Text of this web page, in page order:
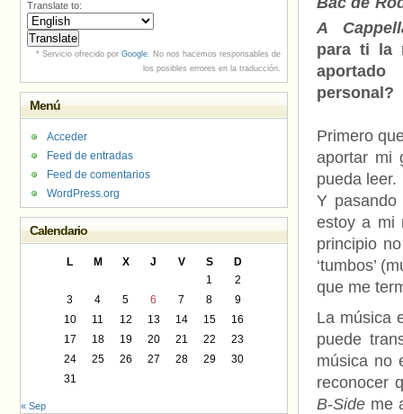
A
para ti la
personal?
Primero
aportar mi
pueda leer.
Y
estoy a mi
principio
‘tumbos’
que me
La música
puede
música no
reconocer
B-Side me
Translate to:
* Servicio ofrecido por Google. No nos hacemos responsables de
los posibles errores en la traducción.
Menú
Acceder
Feed de entradas
Feed de comentarios
WordPress.org
Calendario
L M X J V S
D
1
2
3
4 5 6 7 8
9
10
11 12 13 14 15
16
17
18 19 20 21 22
23
24
25 26 27 28 29
30
31
« Sep